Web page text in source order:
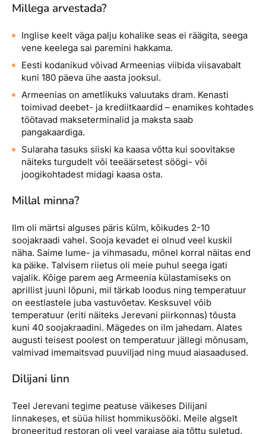
Millega arvestada?
Inglise keelt väga palju kohalike seas ei räägita, seega
vene keelega sai paremini hakkama.
Eesti kodanikud võivad Armeenias viibida viisavabalt
kuni 180 päeva ühe aasta jooksul.
Armeenias on ametlikuks valuutaks dram. Kenasti
toimivad deebet- ja krediitkaardid – enamikes kohtades
töötavad makseterminalid ja maksta saab
pangakaardiga.
Sularaha tasuks siiski ka kaasa võtta kui soovitakse
näiteks turgudelt või teeäärsetest söögi- või
joogikohtadest midagi kaasa osta.
Millal minna?
Ilm oli märtsi alguses päris külm, kõikudes 2-10
soojakraadi vahel. Sooja kevadet ei olnud veel kuskil
näha. Saime lume- ja vihmasadu, mõnel korral näitas end
ka päike. Talvisem riietus oli meie puhul seega igati
vajalik. Kõige parem aeg Armeenia külastamiseks on
aprillist juuni lõpuni, mil tärkab loodus ning temperatuur
on eestlastele juba vastuvõetav. Kesksuvel võib
temperatuur (eriti näiteks Jerevani piirkonnas) tõusta
kuni 40 soojakraadini. Mägedes on ilm jahedam. Alates
augusti teisest poolest on temperatuur jällegi mõnusam,
valmivad imemaitsvad puuviljad ning muud aiasaadused.
Dilijani linn
Teel Jerevani tegime peatuse väikeses Dilijani
linnakeses, et süüa hilist hommikusööki. Meile algselt
broneeritud restoran oli veel varajase aja tõttu suletud,